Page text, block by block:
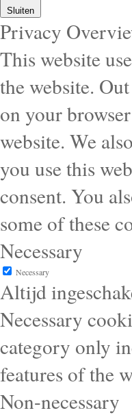
Sluiten
Privacy
This website
the website.
on your
website. We
you use this
consent. You
some of these
Necessary
Necessary
Altijd
Necessary
category only
features of the
Non-necessary